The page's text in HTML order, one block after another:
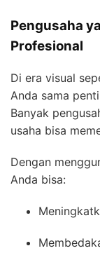
Pengusaha
Profesional
Di era visual
Anda sama
Banyak
usaha bisa
Dengan
Anda bisa: